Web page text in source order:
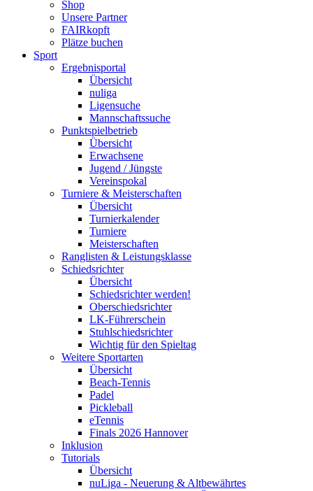
Shop
Unsere Partner
FAIRkopft
Plätze buchen
Sport
Ergebnisportal
Übersicht
nuliga
Ligensuche
Mannschaftssuche
Punktspielbetrieb
Übersicht
Erwachsene
Jugend / Jüngste
Vereinspokal
Turniere & Meisterschaften
Übersicht
Turnierkalender
Turniere
Meisterschaften
Ranglisten & Leistungsklasse
Schiedsrichter
Übersicht
Schiedsrichter werden!
Oberschiedsrichter
LK-Führerschein
Stuhlschiedsrichter
Wichtig für den Spieltag
Weitere Sportarten
Übersicht
Beach-Tennis
Padel
Pickleball
eTennis
Finals 2026 Hannover
Inklusion
Tutorials
Übersicht
nuLiga - Neuerung & Altbewährtes